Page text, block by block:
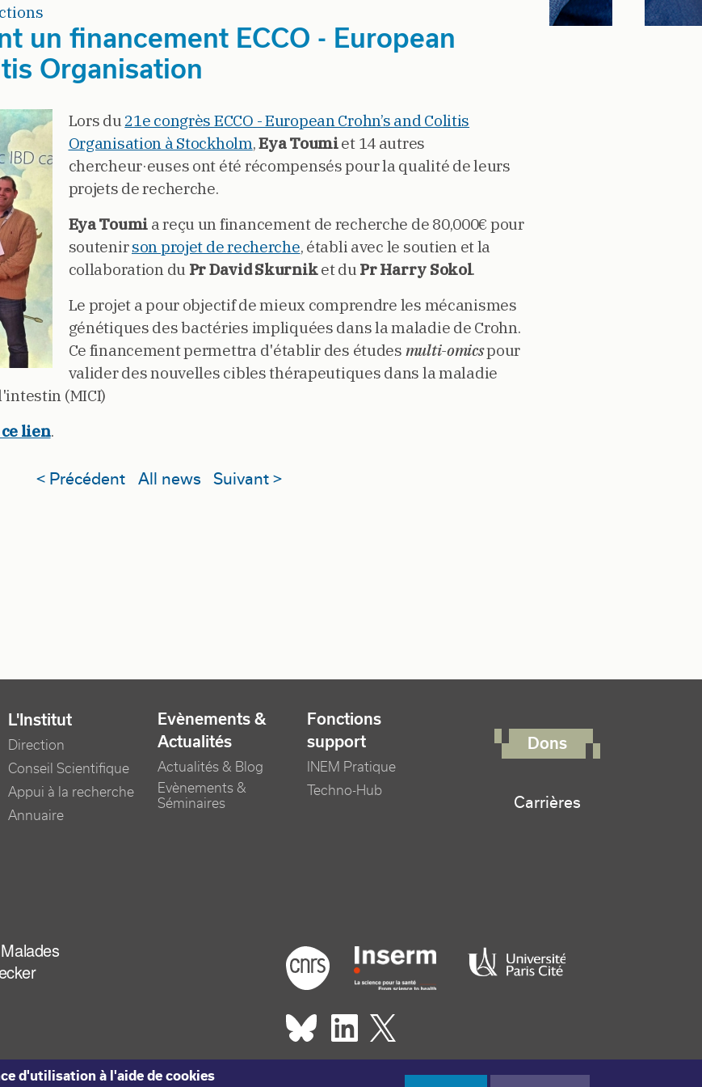
un financement ECCO - European
Organisation
Lors du 21e congrès ECCO - European Crohn’s and Colitis
Organisation à Stockholm,Eya Toumiet 14 autres
chercheur·euses ont été récompensés pour la qualité de leurs
projets de recherche.
Eya Toumia reçu un financement de recherche de 80,000€ pour
soutenirson projet de recherche, établi avec le soutien et la
collaboration du Pr David Skurniket du Pr Harry Sokol.
Le projet a pour objectif de mieux comprendre les mécanismes
génétiques des bactéries impliquées dans la maladie de Crohn.
Ce financement permettra d'établir des études multi-omicspour
valider des nouvelles cibles thérapeutiques dans la maladie
(MICI)
ce lien.
< Précédent All news Suivant >
L'Institut
Direction
Conseil Scientifique
Appui à la recherche
Annuaire
Evènements &
Actualités
Actualités & Blog
Evènements &
Séminaires
Fonctions
support
INEM Pratique
Techno-Hub
Dons
Carrières
Footer logo tutelles
Réseaux sociaux footer
d'utilisation à l'aide de cookies